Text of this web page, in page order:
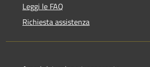
Leggi le FAQ
Richiesta assistenza